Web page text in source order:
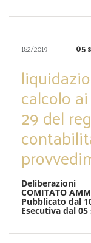
182/2019 05
calcolo
29 del
Deliberazioni
COMITATO
Pubblicato dal
Esecutiva dal 05